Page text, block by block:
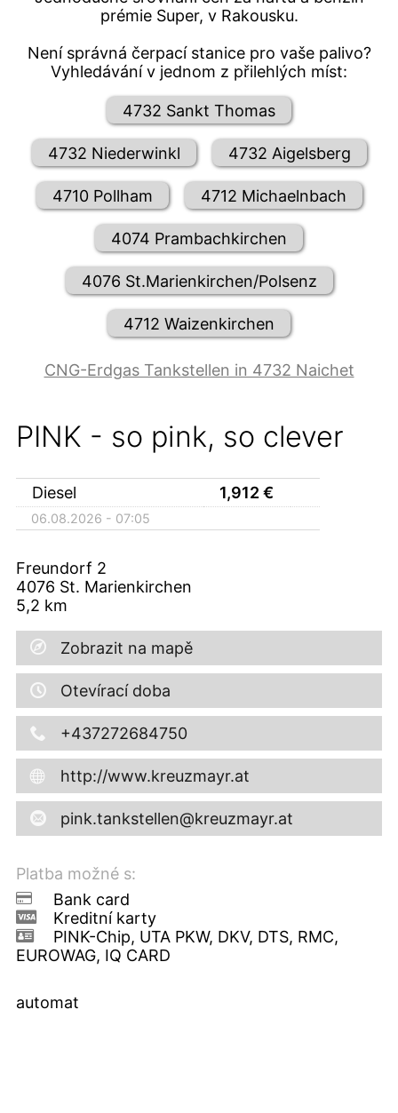
prémie Super, v Rakousku.
Není správná čerpací stanice pro vaše palivo?
Vyhledávání v jednom z přilehlých míst:
4732 Sankt Thomas
4732 Niederwinkl 4732 Aigelsberg
4710 Pollham 4712 Michaelnbach
4074 Prambachkirchen
4076 St.Marienkirchen/Polsenz
4712 Waizenkirchen
CNG-Erdgas Tankstellen in 4732 Naichet
PINK - so pink, so clever
Diesel 1,912€
06.08.2026 - 07:05
Freundorf 2
4076 St. Marienkirchen
5,2 km
Zobrazit na mapě
Otevírací doba
+437272684750
http://www.kreuzmayr.at
pink.tankstellen@kreuzmayr.at
Platba možné s:
Bank card
Kreditní karty
PINK-Chip, UTA PKW, DKV, DTS, RMC,
EUROWAG, IQ CARD
automat